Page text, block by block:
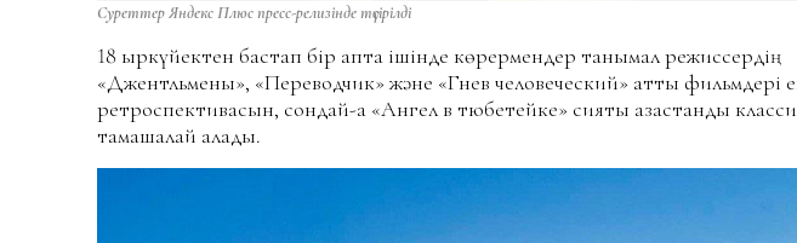
Суреттер Яндекс Плюс пресс-релизінде түсірілді
18 қыркүйектен бастап бір апта ішінде көрермендер танымал режиссердің
«Джентльмены», «Переводчик» және «Гнев человеческий» атты фильмдері
ретроспективасын, сондай-ақ «Ангел в тюбетейке» сияқты қазақстандық
тамашалай алады.